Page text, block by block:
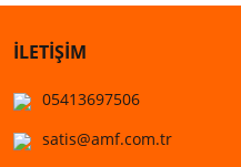
İLETİŞİM
05413697506
satis@amf.com.tr